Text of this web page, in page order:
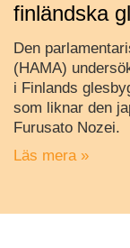
finländska
Den
(HAMA)
i Finlands
som liknar den
Furusato Nozei.
Läs mera »